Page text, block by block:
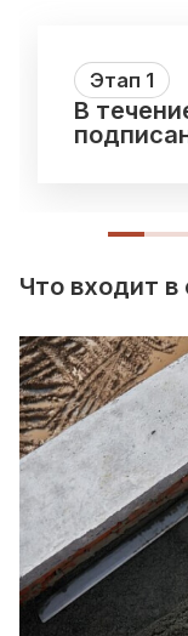
Этап 1
В
Что входит